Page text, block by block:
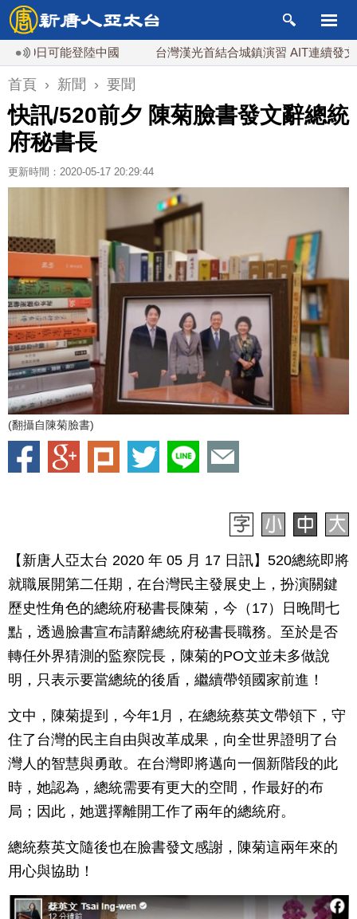
能登陸中國 台灣漢光首結合城鎮演習 AIT連續發文讚「韌
首頁 › 新聞 › 要聞
快訊/520前夕 陳菊臉書發文辭總統
府秘書長
更新時間：2020-05-17 20:29:44
(翻攝自陳菊臉書)
【新唐人亞太台 2020 年 05 月 17 日訊】520總統即將
就職展開第二任期，在台灣民主發展史上，扮演關鍵
歷史性角色的總統府秘書長陳菊，今（17）日晚間七
點，透過臉書宣布請辭總統府秘書長職務。至於是否
轉任外界猜測的監察院長，陳菊的PO文並未多做說
明，只表示要當總統的後盾，繼續帶領國家前進！
文中，陳菊提到，今年1月，在總統蔡英文帶領下，守
住了台灣的民主自由與改革成果，向全世界證明了台
灣人的智慧與勇敢。在台灣即將邁向一個新階段的此
時，她認為，總統需要有更大的空間，作最好的布
局；因此，她選擇離開工作了兩年的總統府。
總統蔡英文隨後也在臉書發文感謝，陳菊這兩年來的
用心與協助！